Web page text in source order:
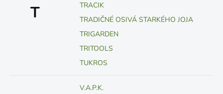
T
TRACIK
TRADIČNÉ OSIVÁ STARKÉHO JOJA
TRIGARDEN
TRITOOLS
TUKROS
V.A.P.K.